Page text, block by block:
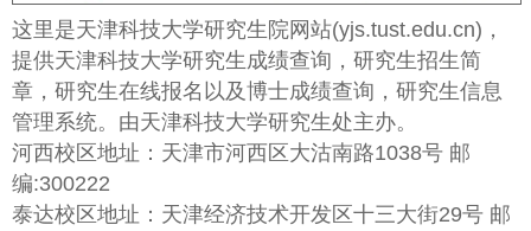
这里是天津科技大学研究生院网站(yjs.tust.edu.cn)，
提供天津科技大学研究生成绩查询，研究生招生简
章，研究生在线报名以及博士成绩查询，研究生信息
管理系统。由天津科技大学研究生处主办。
河西校区地址：天津市河西区大沽南路1038号 邮
编:300222
泰达校区地址：天津经济技术开发区十三大街29号 邮